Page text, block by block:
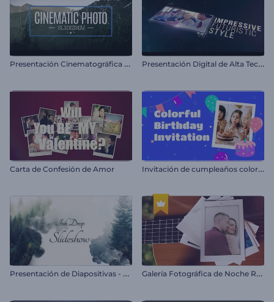
P
resentación Cinematográfica de Fotos P
resentación Digital de Alta Tecnología
Carta de Confesión de Amor I
nvitación de cumpleaños colorida
P
resentación de Diapositivas - Gota de Tinta G
alería Fotográfica de Noche Romántica